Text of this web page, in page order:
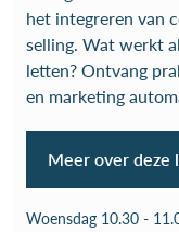
het integreren van
selling. Wat werkt
letten? Ontvang
en marketing
Meer over deze
Woensdag 10.30 -